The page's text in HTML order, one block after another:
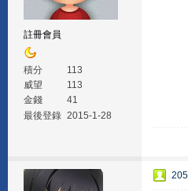
註冊會員
積分
113
威望
113
金錢
41
最後登錄 2015-1-28